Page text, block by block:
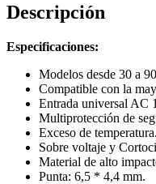
Descripción
Especificaciones:
Modelos desde 30 a
Compatible con la
Entrada universal AC
Multiprotección de
Exceso de temperatura.
Sobre voltaje y
Material de alto
Punta: 6,5 * 4,4 mm.